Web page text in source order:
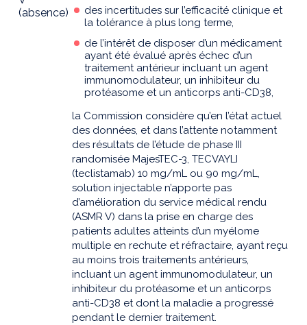
(absence)
des incertitudes sur l’efficacité clinique et
la tolérance à plus long terme,
de l’intérêt de disposer d’un médicament
ayant été évalué après échec d’un
traitement antérieur incluant un agent
immunomodulateur, un inhibiteur du
protéasome et un anticorps anti-CD38,
la Commission considère qu’en l’état actuel
des données, et dans l’attente notamment
des résultats de l’étude de phase III
randomisée MajesTEC-3, TECVAYLI
(teclistamab) 10 mg/mL ou 90 mg/mL,
solution injectable n’apporte pas
d’amélioration du service médical rendu
(ASMR V) dans la prise en charge des
patients adultes atteints d’un myélome
multiple en rechute et réfractaire, ayant reçu
au moins trois traitements antérieurs,
incluant un agent immunomodulateur, un
inhibiteur du protéasome et un anticorps
anti-CD38 et dont la maladie a progressé
pendant le dernier traitement.